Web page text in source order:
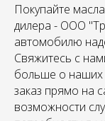
Покупайте
дилера - ООО
автомобилю
Свяжитесь с
больше о наших
заказ прямо на
возможности